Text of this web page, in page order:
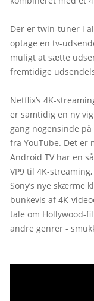
Der er twin-tuner i
optage en tv-
muligt at sætte
fremtidige
Netflix’s 4K-
er samtidig en ny
gang nogensinde
fra YouTube. Det er
Android TV har en
VP9 til 4K-
Sony’s nye skærme
bunkevis af 4K-
tale om Hollywood-
andre genrer -